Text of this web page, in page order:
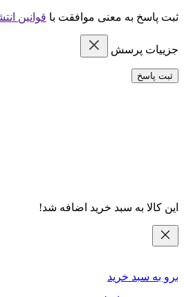
ثبت پاسخ به معنی موافقت با قوانین
جزییات پرسش
ثبت پاسخ
این کالا به سبد خرید اضافه شد!
برو به سبد خرید